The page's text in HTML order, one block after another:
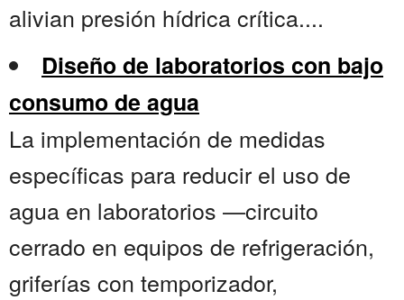
alivian presión hídrica crítica....
Diseño de laboratorios con bajo
consumo de agua
La implementación de medidas
específicas para reducir el uso de
agua en laboratorios —circuito
cerrado en equipos de refrigeración,
griferías con temporizador,